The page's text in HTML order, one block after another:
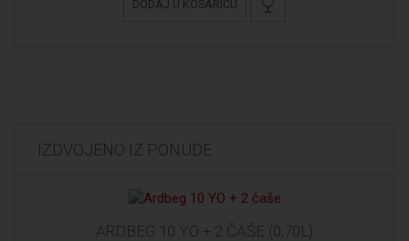
DODAJ U KOŠARICU
IZDVOJENO IZ PONUDE
ARDBEG 10 YO + 2 ČAŠE (0,70L)